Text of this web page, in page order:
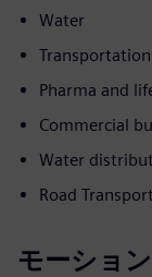
Water
Transportation
Pharma and
Commercial
Water
Road
モーション